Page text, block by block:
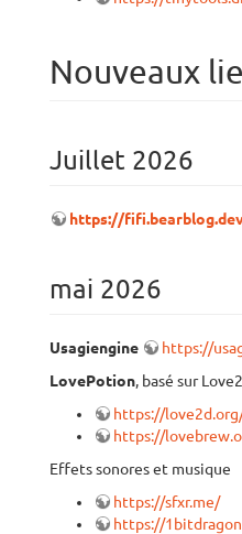
Nouveaux
Juillet 2026
https://
mai 2026
Usagiengine https://
LovePotion, basé sur
https://
https://
Effets sonores et musique
https://sfxr.me/
https://